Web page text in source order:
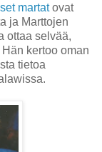
martatovat
ja Marttojen
ottaa selvää,
kertoo oman
tietoa